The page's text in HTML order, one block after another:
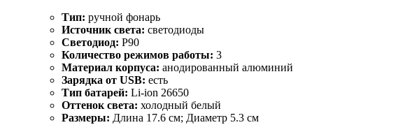
Тип: ручной фонарь
Источник света: светодиоды
Светодиод: P90
Количество режимов работы: 3
Материал корпуса: анодированный алюминий
Зарядка от USB: есть
Тип батарей: Li-ion 26650
Оттенок света: холодный белый
Размеры: Длина 17.6 см; Диаметр 5.3 см